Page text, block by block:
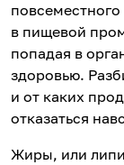
в пищевой
попадая в
здоровью.
и от каких
отказаться
Жиры, или